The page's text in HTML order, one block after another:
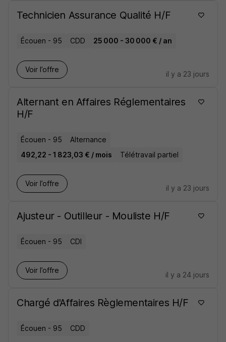
Technicien Assurance Qualité H/F
Écouen - 95 CDD 25 000 - 30 000 € / an
Voir l’offre
il y a 23 jours
Alternant en Affaires Réglementaires
H/F
Écouen - 95
Alternance
492,22 - 1 823,03 € / mois
Télétravail partiel
Voir l’offre
il y a 23 jours
Ajusteur - Outilleur - Mouliste H/F
Écouen - 95 CDI
Voir l’offre
il y a 24 jours
Chargé d'Affaires Règlementaires H/F
Écouen - 95 CDD